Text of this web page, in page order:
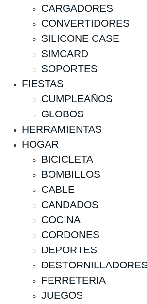
CARGADORES
CONVERTIDORES
SILICONE CASE
SIMCARD
SOPORTES
FIESTAS
CUMPLEAÑOS
GLOBOS
HERRAMIENTAS
HOGAR
BICICLETA
BOMBILLOS
CABLE
CANDADOS
COCINA
CORDONES
DEPORTES
DESTORNILLADORES
FERRETERIA
JUEGOS